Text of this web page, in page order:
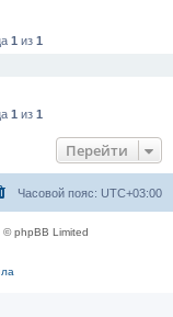
1 из 1
1 из 1
Перейти
Часовой пояс: UTC+03:00
© phpBB Limited